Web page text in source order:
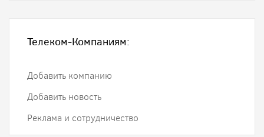
Телеком-Компаниям:
Добавить компанию
Добавить новость
Реклама и сотрудничество